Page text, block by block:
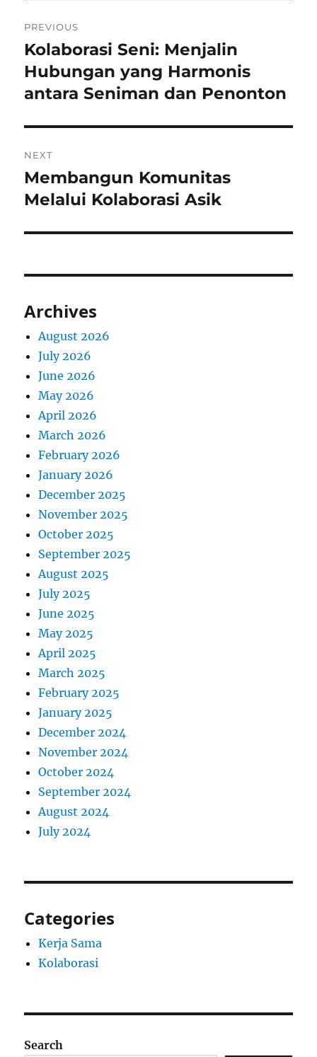
navigation
PREVIOUS
Previous
post:
Kolaborasi Seni: Menjalin
Hubungan yang Harmonis
antara Seniman dan Penonton
NEXT
Next
post:
Membangun Komunitas
Melalui Kolaborasi Asik
Archives
August 2026
July 2026
June 2026
May 2026
April 2026
March 2026
February 2026
January 2026
December 2025
November 2025
October 2025
September 2025
August 2025
July 2025
June 2025
May 2025
April 2025
March 2025
February 2025
January 2025
December 2024
November 2024
October 2024
September 2024
August 2024
July 2024
Categories
Kerja Sama
Kolaborasi
Search